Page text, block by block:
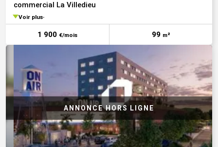
commercial La Villedieu
Voir plus
1 900 €/mois 99 m²